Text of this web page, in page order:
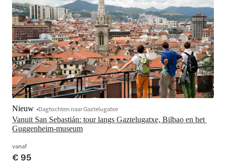
Vanuit San Sebastián: tour langs Gaztelugatxe, Bilbao en het
Guggenheim-museum
Nieuw Dagtochten naar Gaztelugatxe
vanaf
€ 95